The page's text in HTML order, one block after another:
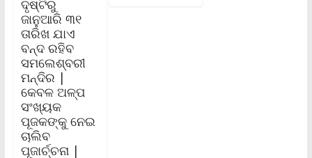
ଦୃଷ୍ଟିରୁ
ଜାନୁଆରି ୩୧
ତାରିଖ ଯାଏ
ବନ୍ଦ ରହିବ
ସମଲେଶ୍ବରୀ
ମନ୍ଦିର |
କେବଳ ଅଳ୍ପ
ସଂଖ୍ୟକ
ପୂଜକଙ୍କୁ ନେଇ
ଚାଲିବ
ପୂଜାର୍ଚ୍ଚନା |